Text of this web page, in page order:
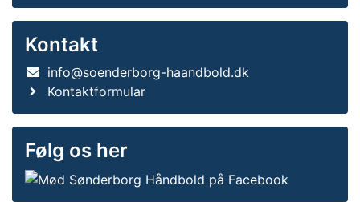
Kontakt
info@soenderborg-haandbold.dk
Kontaktformular
Følg os her